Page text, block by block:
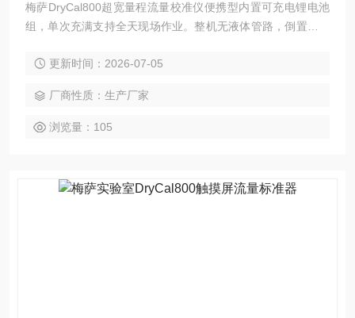
梅萨DryCal800超宽量程流量校准仪便携型内置可充电锂电池
组，单次充满支持全天现场作业。整机无液体管路，倒置或侧
更新时间：2026-07-05
厂商性质：生产厂家
浏览量：105